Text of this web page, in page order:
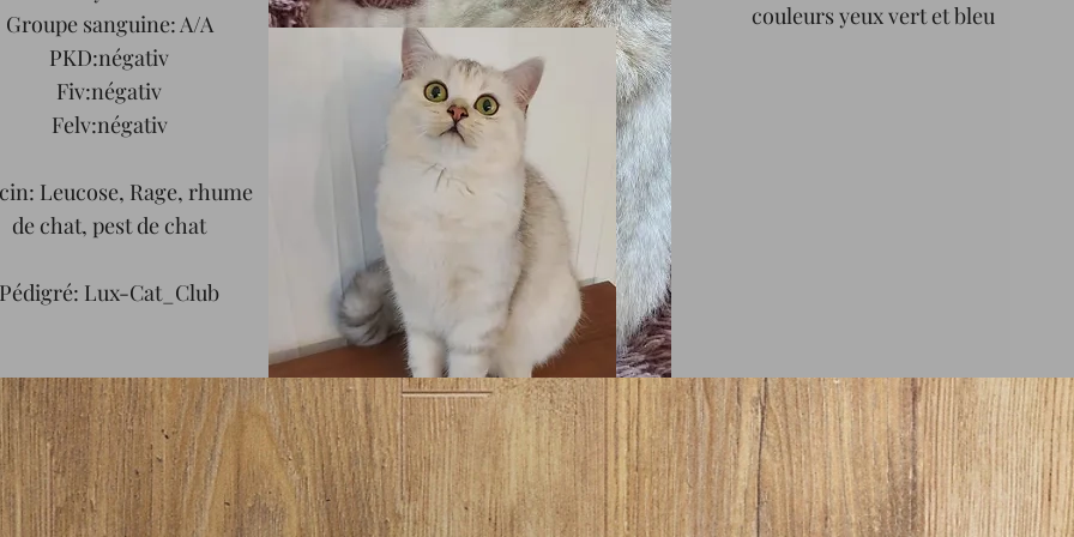
couleurs yeux vert et bleu
Groupe sanguine: A/A
PKD:négativ
Fiv:négativ
Felv:négativ
Leucose, Rage, rhume
de chat, pest de chat
Pédigré: Lux-Cat_Club